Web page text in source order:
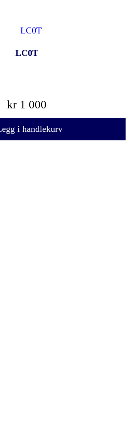
LC0T
kr 1 000
i handlekurv